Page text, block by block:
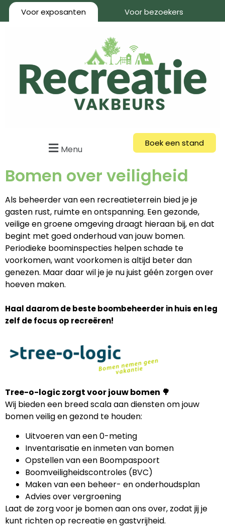
Voor exposanten Voor bezoekers
Menu
Boek een stand
Bomen over veiligheid
Als beheerder van een recreatieterrein bied je je
gasten rust, ruimte en ontspanning. Een gezonde,
veilige en groene omgeving draagt hieraan bij, en dat
begint met goed onderhoud van jouw bomen.
Periodieke boominspecties helpen schade te
voorkomen, want voorkomen is altijd beter dan
genezen. Maar daar wil je je nu juist géén zorgen over
hoeven maken.
Haal daarom de beste boombeheerder in huis en leg
zelf de focus op recreëren!
Tree-o-logic zorgt voor jouw bomen 🌳
Wij bieden een breed scala aan diensten om jouw
bomen veilig en gezond te houden:
Uitvoeren van een 0-meting
Inventarisatie en inmeten van bomen
Opstellen van een Boompaspoort
Boomveiligheidscontroles (BVC)
Maken van een beheer- en onderhoudsplan
Advies over vergroening
Laat de zorg voor je bomen aan ons over, zodat jij je
kunt richten op recreatie en gastvrijheid.